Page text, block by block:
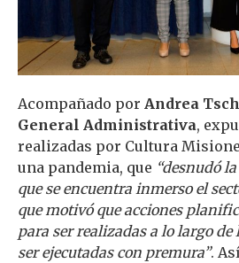
Acompañado por Andrea
General Administrativa,
realizadas por Cultura
una pandemia, que “desnudó
que se encuentra inmerso el
que motivó que acciones
para ser realizadas a lo largo
ser ejecutadas con premura”.